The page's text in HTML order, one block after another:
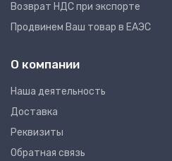
Возврат НДС при экспорте
Продвинем Ваш товар в ЕАЭС
О компании
Наша деятельность
Доставка
Реквизиты
Обратная связь